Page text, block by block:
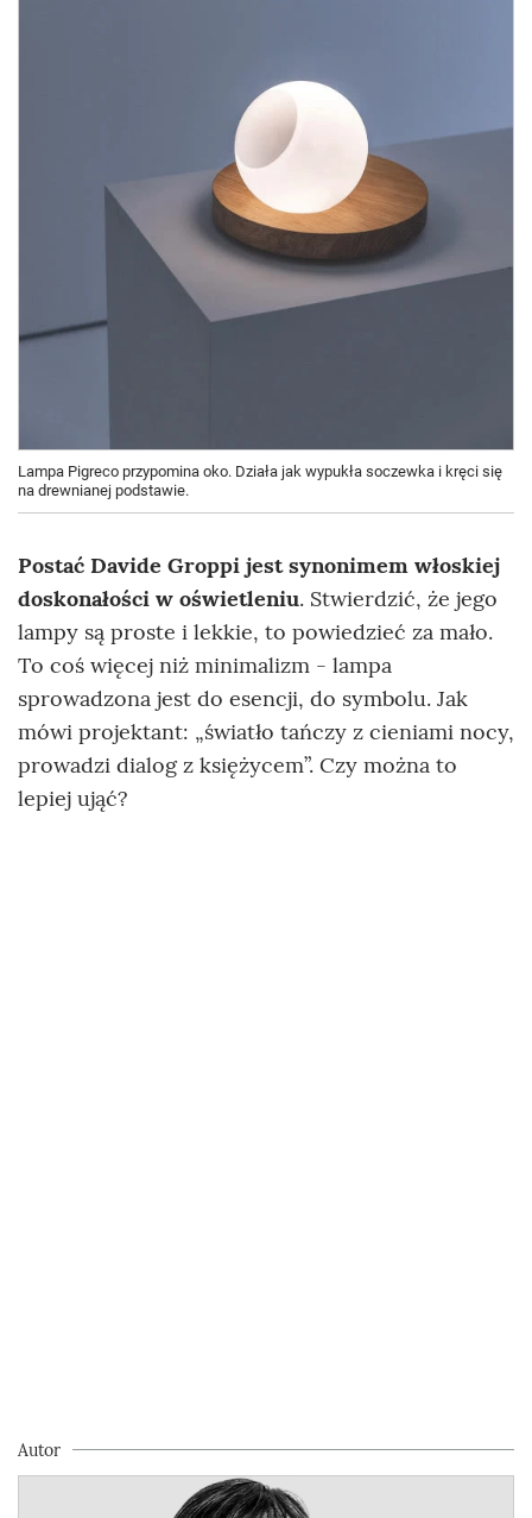
Lampa Pigreco przypomina oko. Działa jak wypukła soczewka i kręci się
na drewnianej podstawie.
Postać Davide Groppi jest synonimem włoskiej
doskonałości w oświetleniu. Stwierdzić, że jego
lampy są proste i lekkie, to powiedzieć za mało.
To coś więcej niż minimalizm - lampa
sprowadzona jest do esencji, do symbolu. Jak
mówi projektant: „światło tańczy z cieniami nocy,
prowadzi dialog z księżycem”. Czy można to
lepiej ująć?
Autor